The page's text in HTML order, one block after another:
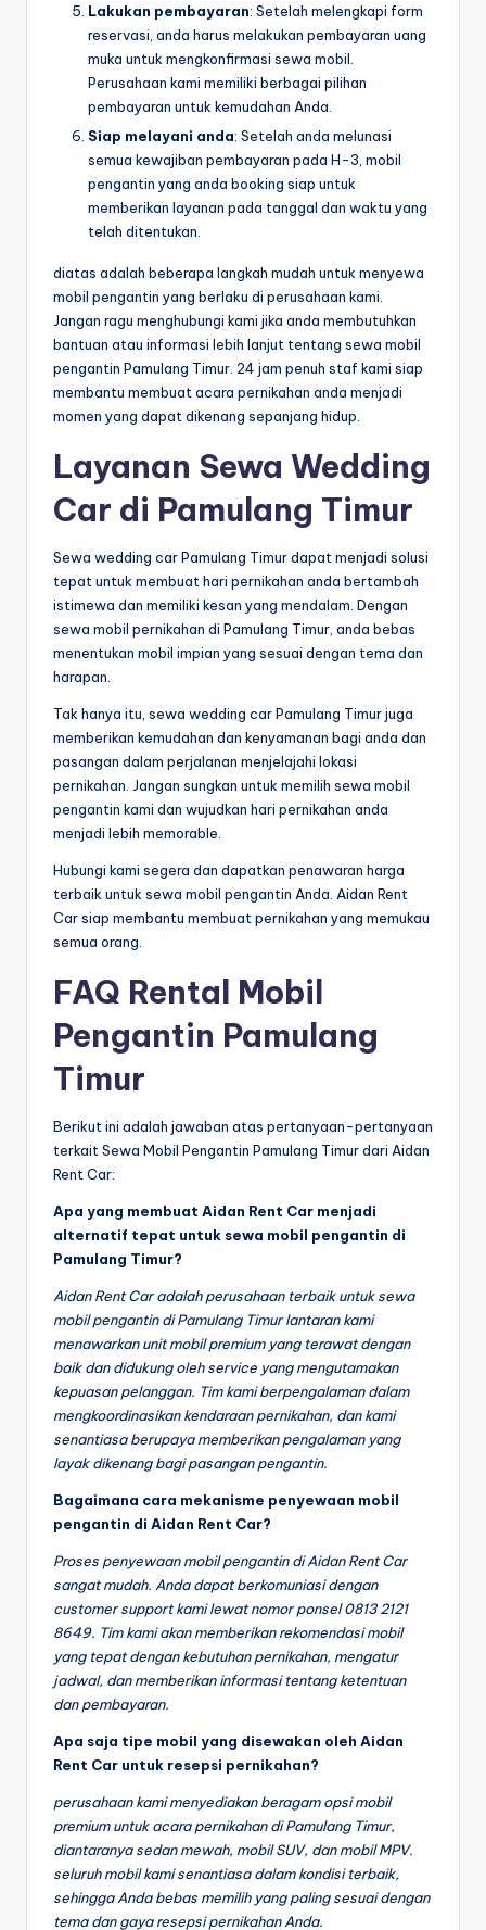
Lakukan pembayaran: Setelah melengkapi form
reservasi, anda harus melakukan pembayaran uang
muka untuk mengkonfirmasi sewa mobil.
Perusahaan kami memiliki berbagai pilihan
pembayaran untuk kemudahan Anda.
Siap melayani anda: Setelah anda melunasi
semua kewajiban pembayaran pada H-3, mobil
pengantin yang anda booking siap untuk
memberikan layanan pada tanggal dan waktu yang
telah ditentukan.
diatas adalah beberapa langkah mudah untuk menyewa
mobil pengantin yang berlaku di perusahaan kami.
Jangan ragu menghubungi kami jika anda membutuhkan
bantuan atau informasi lebih lanjut tentang sewa mobil
pengantin Pamulang Timur. 24 jam penuh staf kami siap
membantu membuat acara pernikahan anda menjadi
momen yang dapat dikenang sepanjang hidup.
Layanan Sewa Wedding
Car di Pamulang Timur
Sewa wedding car Pamulang Timur dapat menjadi solusi
tepat untuk membuat hari pernikahan anda bertambah
istimewa dan memiliki kesan yang mendalam. Dengan
sewa mobil pernikahan di Pamulang Timur, anda bebas
menentukan mobil impian yang sesuai dengan tema dan
harapan.
Tak hanya itu, sewa wedding car Pamulang Timur juga
memberikan kemudahan dan kenyamanan bagi anda dan
pasangan dalam perjalanan menjelajahi lokasi
pernikahan. Jangan sungkan untuk memilih sewa mobil
pengantin kami dan wujudkan hari pernikahan anda
menjadi lebih memorable.
Hubungi kami segera dan dapatkan penawaran harga
terbaik untuk sewa mobil pengantin Anda. Aidan Rent
Car siap membantu membuat pernikahan yang memukau
semua orang.
FAQ Rental Mobil
Pengantin Pamulang
Timur
Berikut ini adalah jawaban atas pertanyaan-pertanyaan
terkait Sewa Mobil Pengantin Pamulang Timur dari Aidan
Rent Car:
Apa yang membuat Aidan Rent Car menjadi
alternatif tepat untuk sewa mobil pengantin di
Pamulang Timur?
Aidan Rent Car adalah perusahaan terbaik untuk sewa
mobil pengantin di Pamulang Timur lantaran kami
menawarkan unit mobil premium yang terawat dengan
baik dan didukung oleh service yang mengutamakan
kepuasan pelanggan. Tim kami berpengalaman dalam
mengkoordinasikan kendaraan pernikahan, dan kami
senantiasa berupaya memberikan pengalaman yang
layak dikenang bagi pasangan pengantin.
Bagaimana cara mekanisme penyewaan mobil
pengantin di Aidan Rent Car?
Proses penyewaan mobil pengantin di Aidan Rent Car
sangat mudah. Anda dapat berkomuniasi dengan
customer support kami lewat nomor ponsel 0813 2121
8649. Tim kami akan memberikan rekomendasi mobil
yang tepat dengan kebutuhan pernikahan, mengatur
jadwal, dan memberikan informasi tentang ketentuan
dan pembayaran.
Apa saja tipe mobil yang disewakan oleh Aidan
Rent Car untuk resepsi pernikahan?
perusahaan kami menyediakan beragam opsi mobil
premium untuk acara pernikahan di Pamulang Timur,
diantaranya sedan mewah, mobil SUV, dan mobil MPV.
seluruh mobil kami senantiasa dalam kondisi terbaik,
sehingga Anda bebas memilih yang paling sesuai dengan
tema dan gaya resepsi pernikahan Anda.